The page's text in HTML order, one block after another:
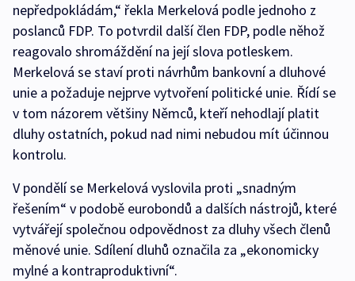
nepředpokládám,“ řekla Merkelová podle jednoho z
poslanců FDP. To potvrdil další člen FDP, podle něhož
reagovalo shromáždění na její slova potleskem.
Merkelová se staví proti návrhům bankovní a dluhové
unie a požaduje nejprve vytvoření politické unie. Řídí se
v tom názorem většiny Němců, kteří nehodlají platit
dluhy ostatních, pokud nad nimi nebudou mít účinnou
kontrolu.
V pondělí se Merkelová vyslovila proti „snadným
řešením“ v podobě eurobondů a dalších nástrojů, které
vytvářejí společnou odpovědnost za dluhy všech členů
měnové unie. Sdílení dluhů označila za „ekonomicky
mylné a kontraproduktivní“.